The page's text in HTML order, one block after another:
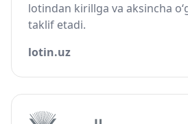
lotindan kirillga va aksincha
taklif etadi.
lotin.uz